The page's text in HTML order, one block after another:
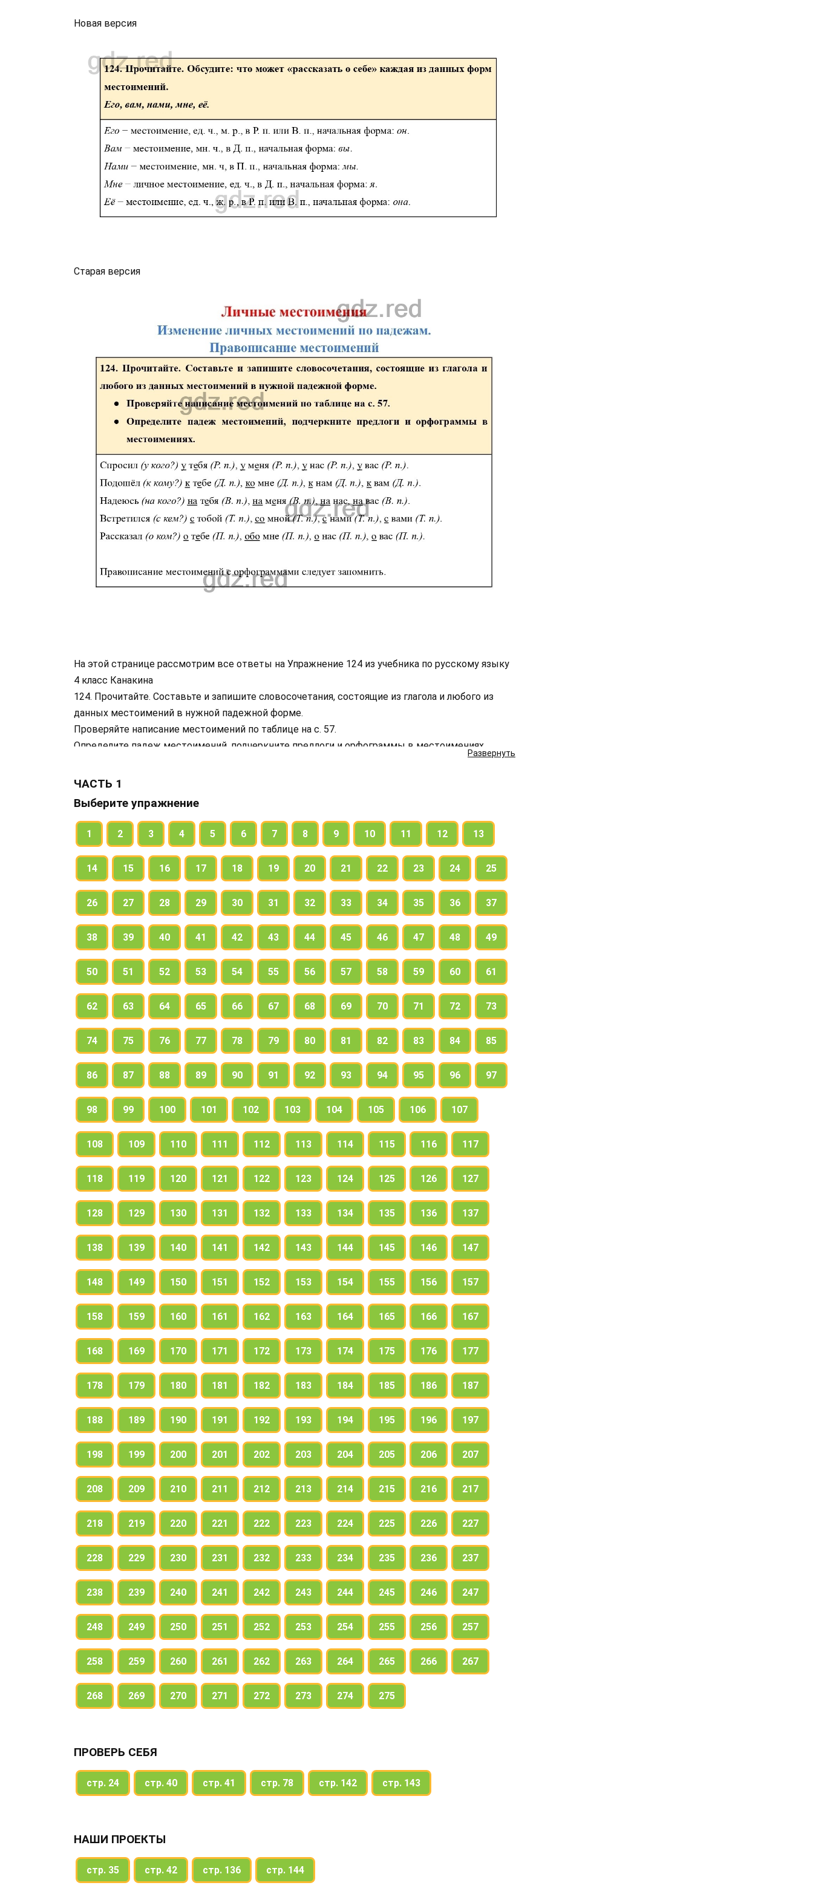
Новая версия
Старая версия
Развернуть
На этой странице рассмотрим все ответы на Упражнение 124 из учебника по русскому языку
4 класс Канакина
124. Прочитайте. Составьте и запишите словосочетания, состоящие из глагола и любого из
данных местоимений в нужной падежной форме.
Проверяйте написание местоимений по таблице на с. 57.
Определите падеж местоимений, подчеркните предлоги и орфограммы в местоимениях.
ЧАСТЬ 1
Выберите упражнение
1 2 3 4 5 6 7 8 9 10 11 12 13
14 15 16 17 18 19 20 21 22 23 24 25
26 27 28 29 30 31 32 33 34 35 36 37
38 39 40 41 42 43 44 45 46 47 48 49
50 51 52 53 54 55 56 57 58 59 60 61
62 63 64 65 66 67 68 69 70 71 72 73
74 75 76 77 78 79 80 81 82 83 84 85
86 87 88 89 90 91 92 93 94 95 96 97
98 99 100 101 102 103 104 105 106 107
108 109 110 111 112 113 114 115 116 117
118 119 120 121 122 123 124 125 126 127
128 129 130 131 132 133 134 135 136 137
138 139 140 141 142 143 144 145 146 147
148 149 150 151 152 153 154 155 156 157
158 159 160 161 162 163 164 165 166 167
168 169 170 171 172 173 174 175 176 177
178 179 180 181 182 183 184 185 186 187
188 189 190 191 192 193 194 195 196 197
198 199 200 201 202 203 204 205 206 207
208 209 210 211 212 213 214 215 216 217
218 219 220 221 222 223 224 225 226 227
228 229 230 231 232 233 234 235 236 237
238 239 240 241 242 243 244 245 246 247
248 249 250 251 252 253 254 255 256 257
258 259 260 261 262 263 264 265 266 267
268 269 270 271 272 273 274 275
ПРОВЕРЬ СЕБЯ
стр. 24 стр. 40 стр. 41 стр. 78 стр. 142 стр. 143
НАШИ ПРОЕКТЫ
стр. 35 стр. 42 стр. 136 стр. 144